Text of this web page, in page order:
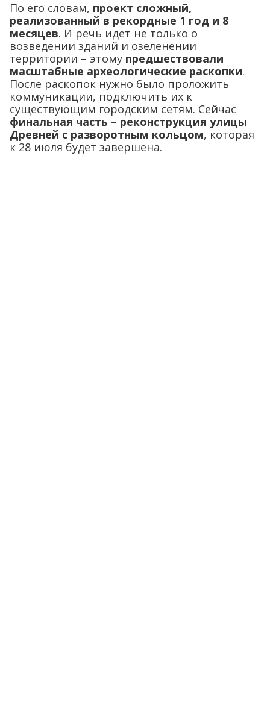
По его словам, проект сложный,
реализованный в рекордные 1 год и 8
месяцев. И речь идет не только о
возведении зданий и озеленении
территории – этому предшествовали
масштабные археологические раскопки.
После раскопок нужно было проложить
коммуникации, подключить их к
существующим городским сетям. Сейчас
финальная часть – реконструкция улицы
Древней с разворотным кольцом, которая
к 28 июля будет завершена.